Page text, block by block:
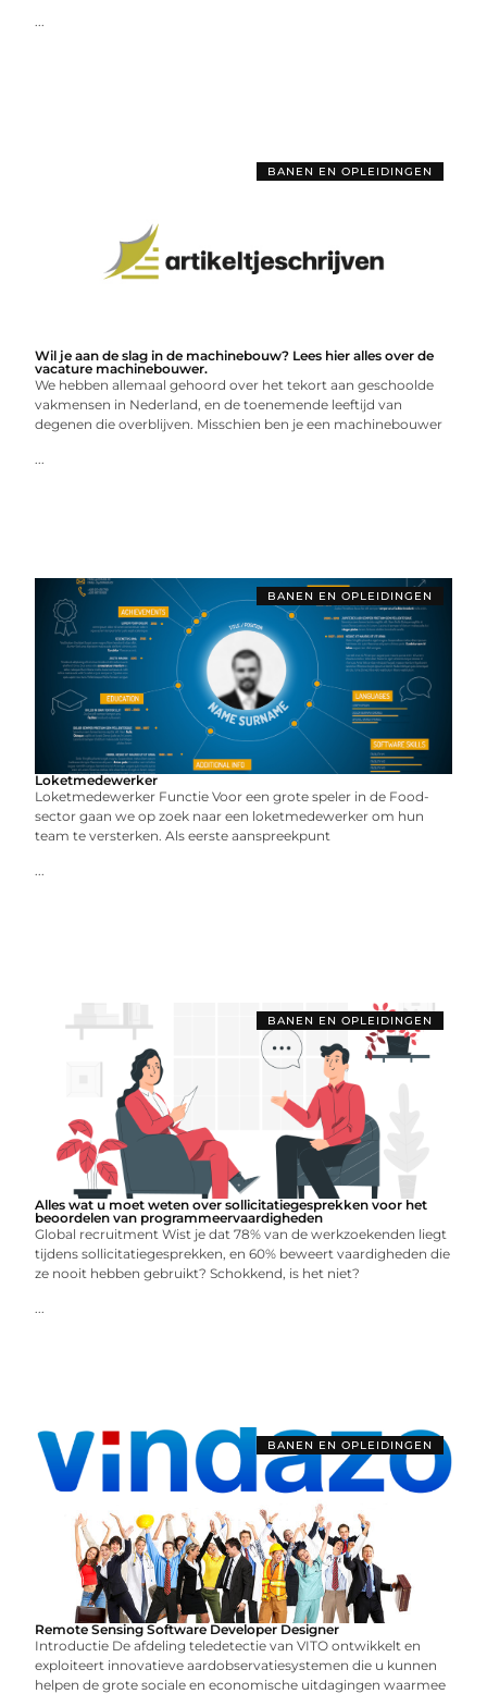
...
BANEN EN OPLEIDINGEN
Wil je aan de slag in de machinebouw? Lees hier alles over de
vacature machinebouwer.
We hebben allemaal gehoord over het tekort aan geschoolde
vakmensen in Nederland, en de toenemende leeftijd van
degenen die overblijven. Misschien ben je een machinebouwer
...
BANEN EN OPLEIDINGEN
Loketmedewerker
Loketmedewerker Functie Voor een grote speler in de Food-
sector gaan we op zoek naar een loketmedewerker om hun
team te versterken. Als eerste aanspreekpunt
...
BANEN EN OPLEIDINGEN
Alles wat u moet weten over sollicitatiegesprekken voor het
beoordelen van programmeervaardigheden
Global recruitment Wist je dat 78% van de werkzoekenden liegt
tijdens sollicitatiegesprekken, en 60% beweert vaardigheden die
ze nooit hebben gebruikt? Schokkend, is het niet?
...
BANEN EN OPLEIDINGEN
Remote Sensing Software Developer Designer
Introductie De afdeling teledetectie van VITO ontwikkelt en
exploiteert innovatieve aardobservatiesystemen die u kunnen
helpen de grote sociale en economische uitdagingen waarmee